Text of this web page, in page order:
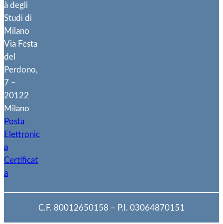
à degli
Studi di
Milano
Via Festa
del
Perdono,
7 –
20122
Milano
Posta
Elettronic
a
Certificat
a
C.F. 80012650158 – P.I. 03064870151